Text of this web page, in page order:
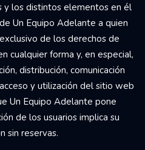
y los distintos elementos en él
Un Equipo Adelante a quien
de los derechos de
cualquier forma y, en especial,
distribución, comunicación
y utilización del sitio web
Un Equipo Adelante pone
de los usuarios implica su
sin reservas.